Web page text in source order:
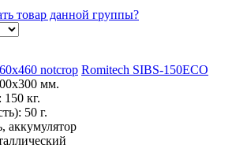
товар данной группы?
Romitech SIBS-150ECO
мм.
150 кг.
50 г.
аккумулятор